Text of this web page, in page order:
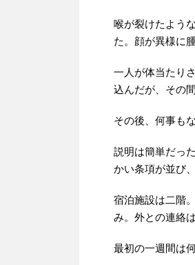
喉が裂けたよう
た。顔が異様に
一人が体当たり
込んだが、その
その後、何事も
説明は簡単だっ
かい条項が並び
宿泊施設は二階
み。外との連絡
最初の一週間は